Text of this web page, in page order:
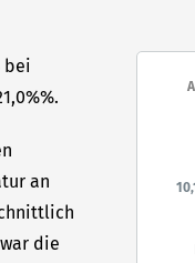
bei
an
die